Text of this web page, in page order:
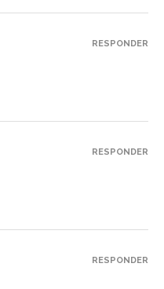
RESPONDER
RESPONDER
RESPONDER